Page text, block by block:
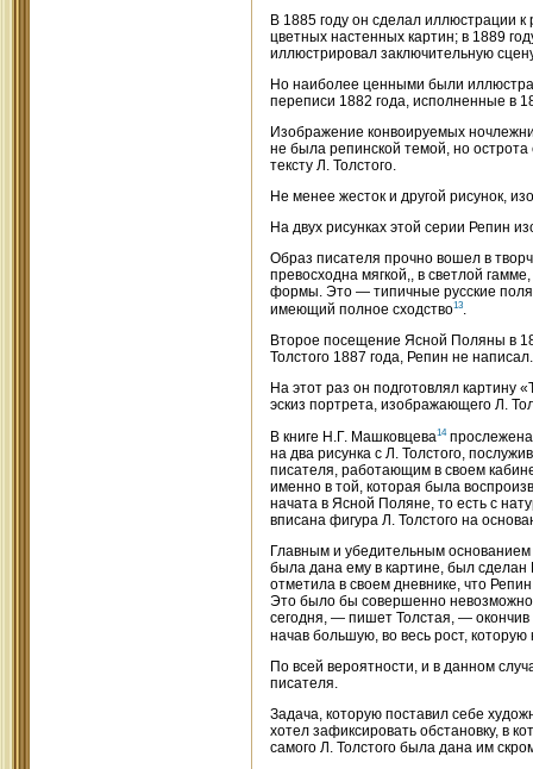
В 1885 году он сделал иллюстрации
цветных настенных картин; в 1889
иллюстрировал заключительную
Но наиболее ценными были
переписи 1882 года, исполненные в
Изображение конвоируемых
не была репинской темой, но
тексту Л. Толстого.
Не менее жесток и другой рисунок,
На двух рисунках этой серии Репин
Образ писателя прочно вошел в
превосходна мягкой,, в светлой
формы. Это — типичные русские
имеющий полное сходство13.
Второе посещение Ясной Поляны в
Толстого 1887 года, Репин не написал.
На этот раз он подготовлял картину
эскиз портрета, изображающего Л.
В книге Н.Г. Машковцева14прослежена
на два рисунка с Л. Толстого,
писателя, работающим в своем
именно в той, которая была
начата в Ясной Поляне, то есть с
вписана фигура Л. Толстого на
Главным и убедительным основанием
была дана ему в картине, был
отметила в своем дневнике, что
Это было бы совершенно невозможно,
сегодня, — пишет Толстая, —
начав большую, во весь рост,
По всей вероятности, и в данном
писателя.
Задача, которую поставил себе
хотел зафиксировать обстановку, в
самого Л. Толстого была дана им